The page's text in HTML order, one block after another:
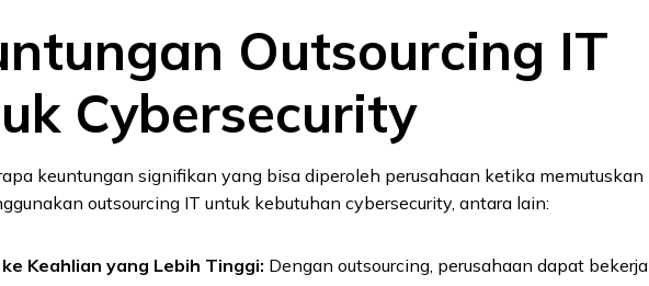
Outsourcing IT
Cybersecurity
keuntungan signifikan yang bisa diperoleh perusahaan ketika memutuskan
outsourcing IT untuk kebutuhan cybersecurity, antara lain:
Keahlian yang Lebih Tinggi: Dengan outsourcing, perusahaan dapat bekerja